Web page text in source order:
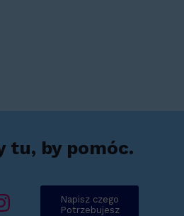
tu, by pomóc.
Napisz czego
Potrzebujesz